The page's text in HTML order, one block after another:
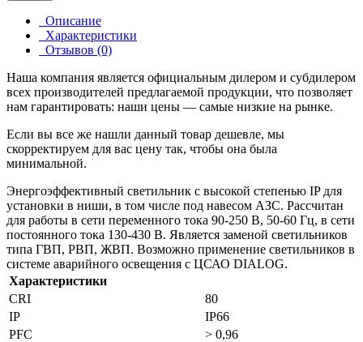
Описание
Характеристики
Отзывов (0)
Наша компания является официальным дилером и субдилером
всех производителей предлагаемой продукции, что позволяет
нам гарантировать: наши цены — самые низкие на рынке.
Если вы все же нашли данный товар дешевле, мы
скорректируем для вас цену так, чтобы она была
минимальной.
Энергоэффективный светильник с высокой степенью IP для
установки в ниши, в том числе под навесом АЗС. Рассчитан
для работы в сети переменного тока 90-250 В, 50-60 Гц, в сети
постоянного тока 130-430 В. Является заменой светильников
типа ГВП, РВП, ЖВП. Возможно применение светильников в
системе аварийного освещения с ЦСАО DIALOG.
Характеристики
CRI
80
IP
IP66
PFС
> 0,96